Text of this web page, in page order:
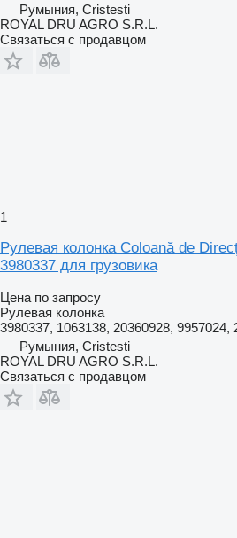
Румыния, Cristesti
ROYAL DRU AGRO S.R.L.
Связаться с продавцом
1
Рулевая колонка Coloană de
3980337 для грузовика
Цена по запросу
Рулевая колонка
3980337, 1063138, 20360928, 9957024,
Румыния, Cristesti
ROYAL DRU AGRO S.R.L.
Связаться с продавцом